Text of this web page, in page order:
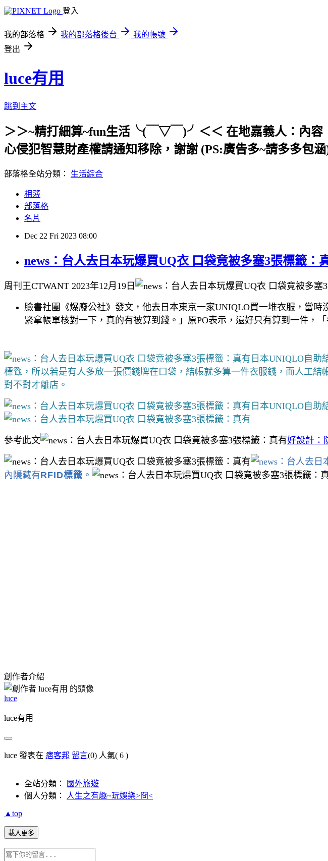
登入
我的部落格 我的部落格後台
我的帳號
登出
luce有用
跳到主文
＞＞~精打細算~fun生活╰(￣▽￣)╯＜＜ 在地嘉義人：內容
心侵犯智慧財產權請通知移除，謝謝 (PS:廣告多~請多多包涵
部落格全站分類： 生活綜合
相簿
部落格
名片
Dec 22 Fri 2023 08:00
news：台人去日本玩爆買UQ衣 口袋竟被多塞3張標籤：
周刊王CTWANT 2023年12月19日
臉書社團《爆廢公社》發文，他去日本東京一家UNIQLO買一堆衣服，當時
緊拿帳單核對一下，真的有被算到錢。」原PO表示，還好只有算到一件，
日本UNIQLO自助
標籤，所以若是有人多放一張價錢牌在口袋，結帳就多算一件衣服錢，而人工
對不對才離店。
日本UNIQLO自助
參考此文 好設計：
內隱藏有RFID標籤 。
創作者介紹
luce
luce有用
luce 發表在 痞客邦 留言(0) 人氣( 6 )
全站分類：
國外旅遊
個人分類：
人生之有趣~玩娛樂>冏<
▲top
載入更多